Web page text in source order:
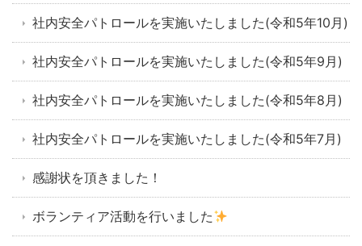
社内安全パトロールを実施いたしました(令和5年10月)
社内安全パトロールを実施いたしました(令和5年9月)
社内安全パトロールを実施いたしました(令和5年8月)
社内安全パトロールを実施いたしました(令和5年7月)
感謝状を頂きました！
ボランティア活動を行いました